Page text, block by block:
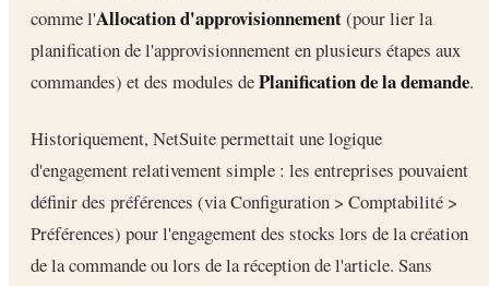
comme l'Allocation d'approvisionnement(pour lier la
planification de l'approvisionnement en plusieurs étapes aux
commandes) et des modules dePlanification de la demande.
Historiquement, NetSuite permettait une logique
d'engagement relativement simple : les entreprises pouvaient
définir des préférences (via Configuration > Comptabilité >
Préférences) pour l'engagement des stocks lors de la création
de la commande ou lors de la réception de l'article. Sans